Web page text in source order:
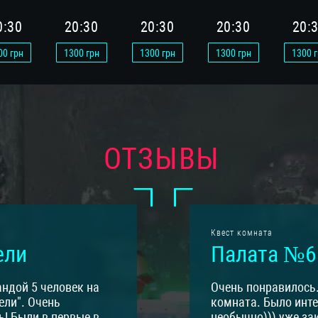
грн
20:30
1300грн
20:30
1300грн
20:30
1300грн 1300
грн
15:00
ОТЗЫВЫ
5 человек на
Очень
Квест комната
Палата №6
Очень
комната. Было